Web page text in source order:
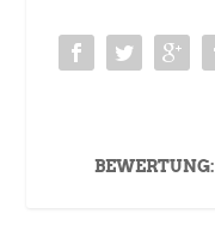
BEWERTUNG: